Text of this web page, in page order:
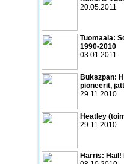
20.05.2011
Tuomaala:
1990­-2010
03.01.2011
Bukszpan:
pioneerit,
29.11.2010
Heatley
29.11.2010
Harris: Hail!